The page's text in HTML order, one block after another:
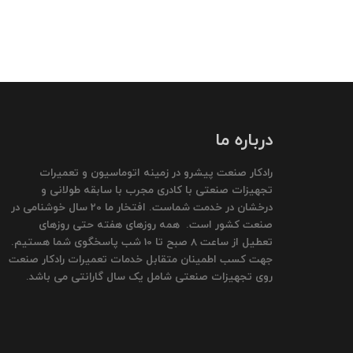
درباره ما
رادکار صنعت پیشرو در زمینه اتوماسیون و تعمیرات
تجهیزات صنعتی با کادری مجرب با سابقه طولانی و
درخشان در خدمت شماست. افتخار ما 20 سال خوشنامی در
صنعت کشور است. همه روزهای هفته حتی روزهای
تعطیل از ساعت 8 صبح تا 10 شب پاسخگوی شما هستیم.
جهت کسب اطمینان متقابل خدمات تعمیرات رادکار صنعت
روی تجهیزات صنعتی شامل یک سال گارانتی می باشد.